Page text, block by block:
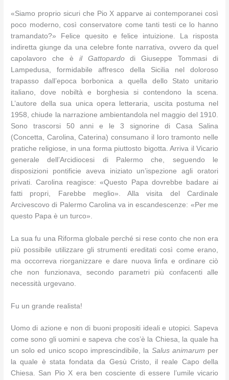
«Siamo proprio sicuri che Pio X apparve ai contemporanei così
poco moderno, così conservatore come tanti testi ce lo hanno
tramandato?» Felice quesito e felice intuizione. La risposta
indiretta giunge da una celebre fonte narrativa, ovvero da quel
capolavoro che è il Gattopardodi Giuseppe Tommasi di
Lampedusa, formidabile affresco della Sicilia nel doloroso
trapasso dall’epoca borbonica a quella dello Stato unitario
italiano, dove nobiltà e borghesia si contendono la scena.
L’autore della sua unica opera letteraria, uscita postuma nel
1958, chiude la narrazione ambientandola nel maggio del 1910.
Sono trascorsi 50 anni e le 3 signorine di Casa Salina
(Concetta, Carolina, Caterina) consumano il loro tramonto nelle
pratiche religiose, in una forma piuttosto bigotta. Arriva il Vicario
generale dell’Arcidiocesi di Palermo che, seguendo le
disposizioni pontificie aveva iniziato un’ispezione agli oratori
privati. Carolina reagisce: «Questo Papa dovrebbe badare ai
fatti propri, Farebbe meglio». Alla visita del Cardinale
Arcivescovo di Palermo Carolina va in escandescenze: «Per me
questo Papa è un turco».
La sua fu una Riforma globale perché si rese conto che non era
più possibile utilizzare gli strumenti ereditati così come erano,
ma occorreva riorganizzare e dare nuova linfa e ordinare ciò
che non funzionava, secondo parametri più confacenti alle
necessità urgevano.
Fu un grande realista!
Uomo di azione e non di buoni propositi ideali e utopici. Sapeva
come sono gli uomini e sapeva che cos’è la Chiesa, la quale ha
un solo ed unico scopo imprescindibile, la Salus animarum per
la quale è stata fondata da Gesù Cristo, il reale Capo della
Chiesa. San Pio X era ben cosciente di essere l’umile vicario